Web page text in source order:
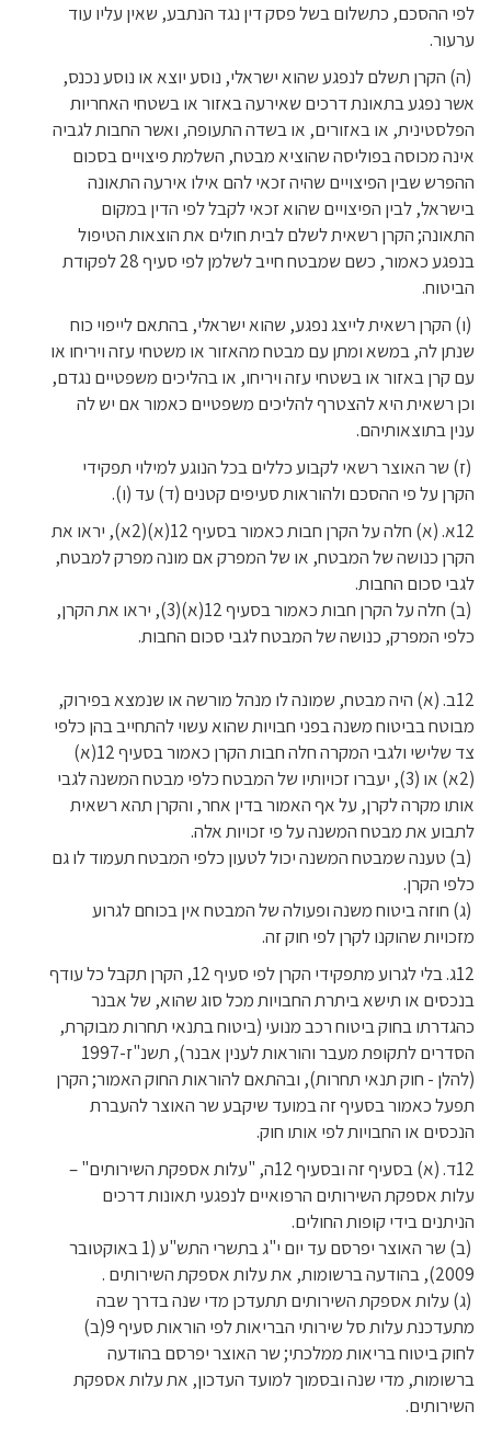
לפי ההסכם, כתשלום בשל פסק דין נגד הנתבע, שאין עליו עוד
ערעור.
(ה) הקרן תשלם לנפגע שהוא ישראלי, נוסע יוצא או נוסע נכנס,
אשר נפגע בתאונת דרכים שאירעה באזור או בשטחי האחריות
הפלסטינית, או באזורים, או בשדה התעופה, ואשר החבות לגביה
אינה מכוסה בפוליסה שהוציא מבטח, השלמת פיצויים בסכום
ההפרש שבין הפיצויים שהיה זכאי להם אילו אירעה התאונה
בישראל, לבין הפיצויים שהוא זכאי לקבל לפי הדין במקום
התאונה; הקרן רשאית לשלם לבית חולים את הוצאות הטיפול
בנפגע כאמור, כשם שמבטח חייב לשלמן לפי סעיף 28 לפקודת
הביטוח.
(ו) הקרן רשאית לייצג נפגע, שהוא ישראלי, בהתאם לייפוי כוח
שנתן לה, במשא ומתן עם מבטח מהאזור או משטחי עזה ויריחו או
עם קרן באזור או בשטחי עזה ויריחו, או בהליכים משפטיים נגדם,
וכן רשאית היא להצטרף להליכים משפטיים כאמור אם יש לה
ענין בתוצאותיהם.
(ז) שר האוצר רשאי לקבוע כללים בכל הנוגע למילוי תפקידי
הקרן על פי ההסכם ולהוראות סעיפים קטנים (ד) עד (ו).
12א. (א) חלה על הקרן חבות כאמור בסעיף 12(א)(2א), יראו את
הקרן כנושה של המבטח, או של המפרק אם מונה מפרק למבטח,
לגבי סכום החבות.
(ב) חלה על הקרן חבות כאמור בסעיף 12(א)(3), יראו את הקרן,
כלפי המפרק, כנושה של המבטח לגבי סכום החבות.
12ב. (א) היה מבטח, שמונה לו מנהל מורשה או שנמצא בפירוק,
מבוטח בביטוח משנה בפני חבויות שהוא עשוי להתחייב בהן כלפי
צד שלישי ולגבי המקרה חלה חבות הקרן כאמור בסעיף 12(א)
(2א) או (3), יעברו זכויותיו של המבטח כלפי מבטח המשנה לגבי
אותו מקרה לקרן, על אף האמור בדין אחר, והקרן תהא רשאית
לתבוע את מבטח המשנה על פי זכויות אלה.
(ב) טענה שמבטח המשנה יכול לטעון כלפי המבטח תעמוד לו גם
כלפי הקרן.
(ג) חוזה ביטוח משנה ופעולה של המבטח אין בכוחם לגרוע
מזכויות שהוקנו לקרן לפי חוק זה.
12ג. בלי לגרוע מתפקידי הקרן לפי סעיף 12, הקרן תקבל כל עודף
בנכסים או תישא ביתרת החבויות מכל סוג שהוא, של אבנר
כהגדרתו בחוק ביטוח רכב מנועי (ביטוח בתנאי תחרות מבוקרת,
הסדרים לתקופת מעבר והוראות לענין אבנר), תשנ"ז-1997
(להלן - חוק תנאי תחרות), ובהתאם להוראות החוק האמור; הקרן
תפעל כאמור בסעיף זה במועד שיקבע שר האוצר להעברת
הנכסים או החבויות לפי אותו חוק.
12ד. (א) בסעיף זה ובסעיף 12ה, "עלות אספקת השירותים" –
עלות אספקת השירותים הרפואיים לנפגעי תאונות דרכים
הניתנים בידי קופות החולים.
(ב) שר האוצר יפרסם עד יום י"ג בתשרי התש"ע (1 באוקטובר
2009), בהודעה ברשומות, את עלות אספקת השירותים .
(ג) עלות אספקת השירותים תתעדכן מדי שנה בדרך שבה
מתעדכנת עלות סל שירותי הבריאות לפי הוראות סעיף 9(ב)
לחוק ביטוח בריאות ממלכתי; שר האוצר יפרסם בהודעה
ברשומות, מדי שנה ובסמוך למועד העדכון, את עלות אספקת
השירותים.